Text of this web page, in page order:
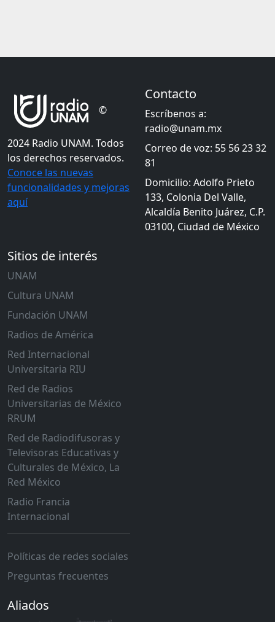
©
2024 Radio UNAM. Todos
los derechos reservados.
Conoce las nuevas
funcionalidades y mejoras
aquí
Contacto
Escríbenos a:
radio@unam.mx
Correo de voz: 55 56 23 32
81
Domicilio: Adolfo Prieto
133, Colonia Del Valle,
Alcaldía Benito Juárez, C.P.
03100, Ciudad de México
Sitios de interés
UNAM
Cultura UNAM
Fundación UNAM
Radios de América
Red Internacional
Universitaria RIU
Red de Radios
Universitarias de México
RRUM
Red de Radiodifusoras y
Televisoras Educativas y
Culturales de México, La
Red México
Radio Francia
Internacional
Políticas de redes sociales
Preguntas frecuentes
Aliados